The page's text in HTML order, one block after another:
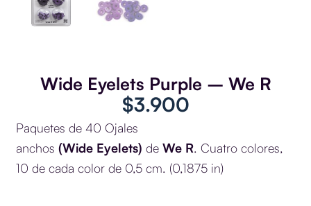
Wide Eyelets Purple – We R
$3.900
Paquetes de 40 Ojales
anchos(Wide Eyelets) deWe R. Cuatro colores,
10 de cada color de 0,5 cm. (0,1875 in)